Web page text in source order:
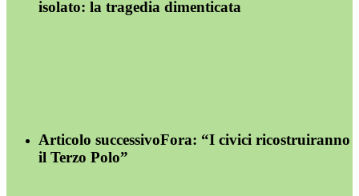
isolato: la tragedia dimenticata
Articolo successivoFora: “I civici ricostruiranno
il Terzo Polo”